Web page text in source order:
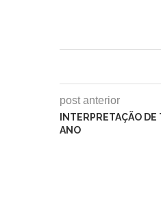
post anterior
INTERPRETAÇÃO
ANO